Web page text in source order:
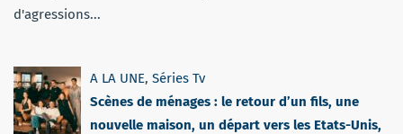
d'agressions...
A LA UNE, Séries Tv
Scènes de ménages : le retour d’un fils, une
nouvelle maison, un départ vers les Etats-Unis,